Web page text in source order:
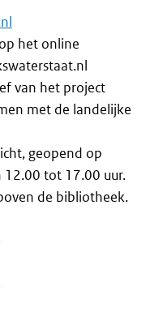
het online
van het project
met de landelijke
geopend op
12.00 tot 17.00 uur.
de bibliotheek.